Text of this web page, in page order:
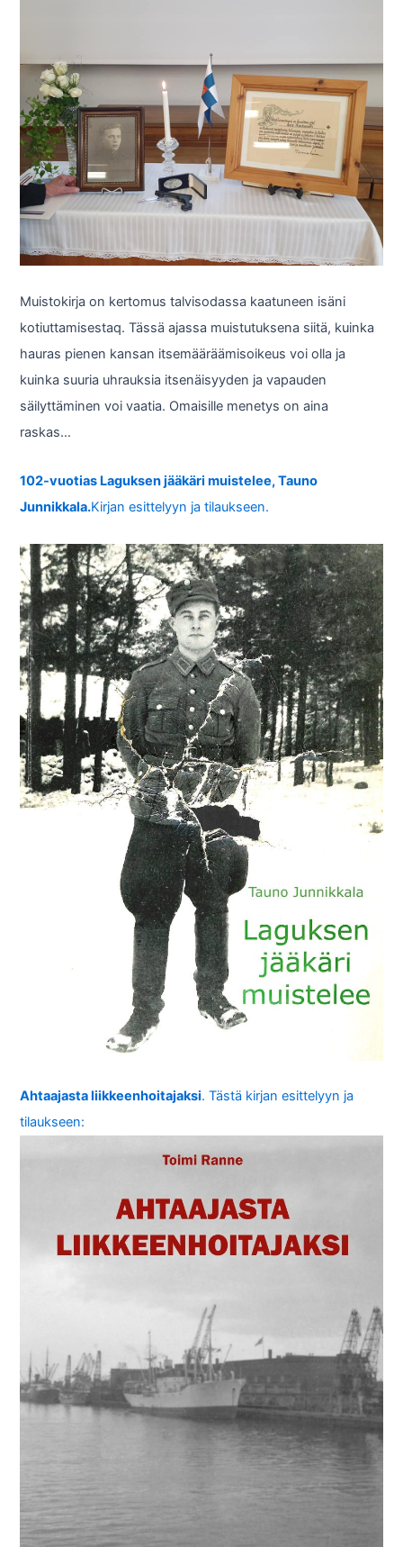
Muistokirja on kertomus talvisodassa kaatuneen isäni
kotiuttamisestaq. Tässä ajassa muistutuksena siitä, kuinka
hauras pienen kansan itsemääräämisoikeus voi olla ja
kuinka suuria uhrauksia itsenäisyyden ja vapauden
säilyttäminen voi vaatia. Omaisille menetys on aina
raskas…
102-vuotias Laguksen jääkäri muistelee, Tauno
Junnikkala.Kirjan esittelyyn ja tilaukseen.
Ahtaajasta liikkeenhoitajaksi. Tästä kirjan esittelyyn ja
tilaukseen: